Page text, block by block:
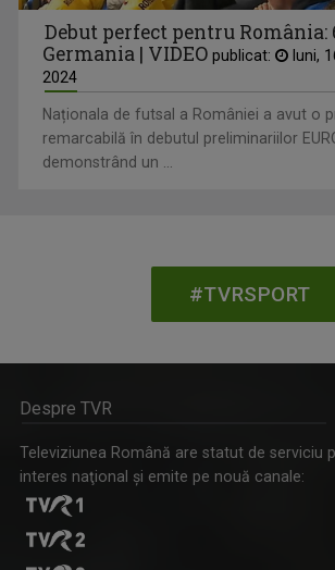
Debut perfect pentru România:
Germania | VIDEO publicat:
luni,
2024
Naționala de futsal a României a avut o
remarcabilă în debutul preliminariilor
demonstrând un ...
#TVRSPORT
Despre TVR
Televiziunea Română are statut de serviciu
interes naţional şi emite pe nouă canale: